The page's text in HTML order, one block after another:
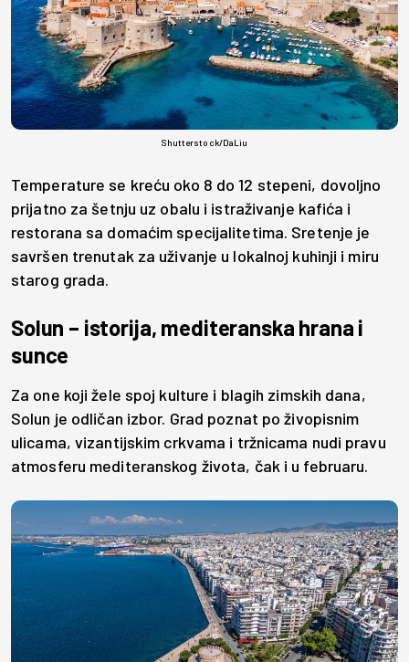
Shutterstock/DaLiu
Temperature se kreću oko 8 do 12 stepeni, dovoljno
prijatno za šetnju uz obalu i istraživanje kafića i
restorana sa domaćim specijalitetima. Sretenje je
savršen trenutak za uživanje u lokalnoj kuhinji i miru
starog grada.
Solun – istorija, mediteranska hrana i
sunce
Za one koji žele spoj kulture i blagih zimskih dana,
Solun je odličan izbor. Grad poznat po živopisnim
ulicama, vizantijskim crkvama i tržnicama nudi pravu
atmosferu mediteranskog života, čak i u februaru.